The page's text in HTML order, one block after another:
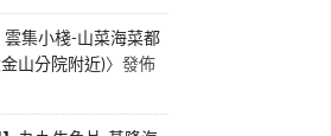
雲集小棧-山菜海菜都
山分院附近)〉發佈